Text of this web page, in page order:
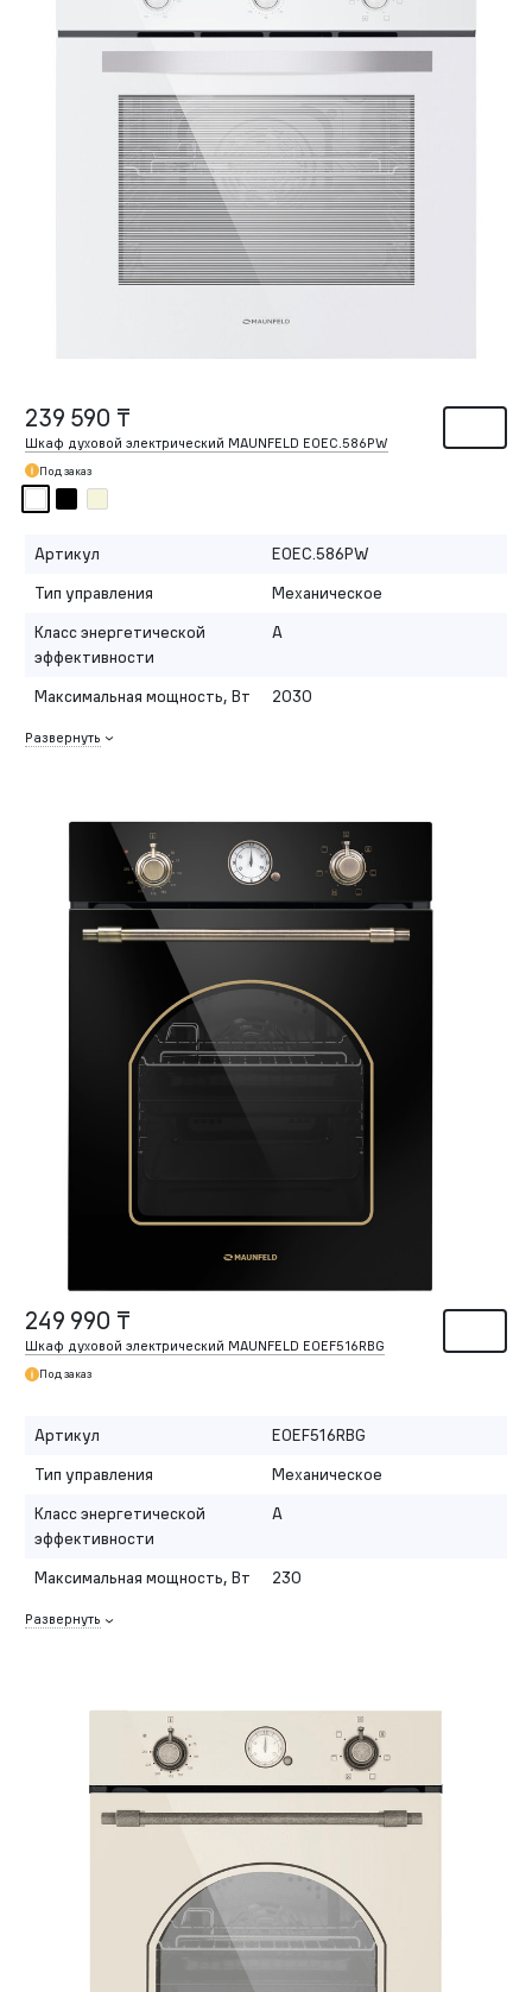
239 590 ₸
Шкаф духовой электрический MAUNFELD EOEC.586PW
Под заказ
Артикул
EOEC.586PW
Тип управления
Механическое
Класс энергетической
эффективности
A
Максимальная мощность, Вт 2030
Развернуть
249 990 ₸
Шкаф духовой электрический MAUNFELD EOEF516RBG
Под заказ
Артикул
EOEF516RBG
Тип управления
Механическое
Класс энергетической
эффективности
A
Максимальная мощность, Вт 230
Развернуть